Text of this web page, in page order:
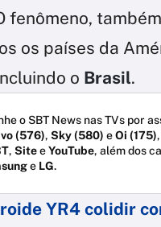
fenômeno,
os países da
o Brasil.
o SBT News nas TVs por
(576), Sky (580) eOi (175)
, SiteeYouTube, além dos
e LG.
YR4 colidir